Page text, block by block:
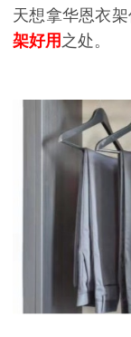
天想拿华恩衣
架好用 之处。